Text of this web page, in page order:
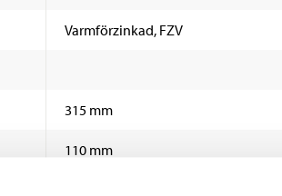
Varmförzinkad, FZV
315 mm
110 mm